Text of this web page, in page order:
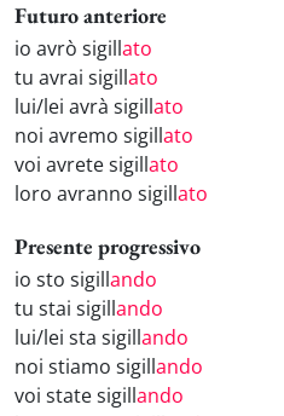
Futuro anteriore
io avrò sigillato
tu avrai sigillato
lui/lei avrà sigillato
noi avremo sigillato
voi avrete sigillato
loro avranno sigillato
Presente progressivo
io sto sigillando
tu stai sigillando
lui/lei sta sigillando
noi stiamo sigillando
voi state sigillando